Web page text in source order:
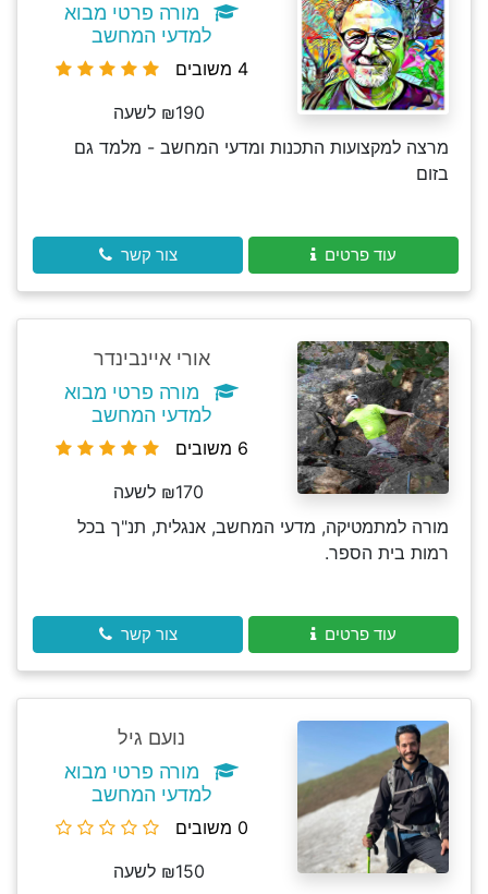
מורה פרטי מבוא
למדעי המחשב
4 משובים
₪190 לשעה
מרצה למקצועות התכנות ומדעי המחשב - מלמד גם
בזום
עוד פרטים צור קשר
אורי איינבינדר
מורה פרטי מבוא
למדעי המחשב
6 משובים
₪170 לשעה
מורה למתמטיקה, מדעי המחשב, אנגלית, תנ"ך בכל
רמות בית הספר.
עוד פרטים צור קשר
נועם גיל
מורה פרטי מבוא
למדעי המחשב
0 משובים
₪150 לשעה